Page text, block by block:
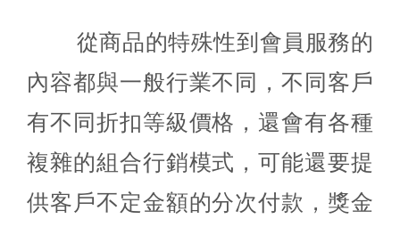
從商品的特殊性到會員服務的
內容都與一般行業不同，不同客戶
有不同折扣等級價格，還會有各種
複雜的組合行銷模式，可能還要提
供客戶不定金額的分次付款，獎金